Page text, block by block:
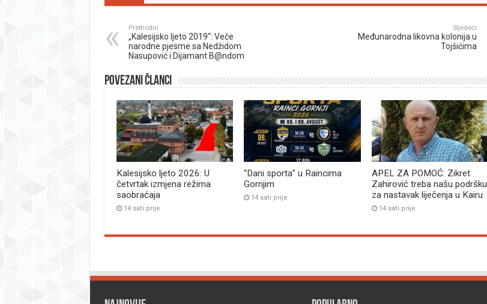
Prethodni
„Kalesijsko ljeto 2019“: Veče
narodne pjesme sa Nedžidom
Nasupović i Dijamant B@ndom
Sljedeći
Međunarodna likovna kolonija u
Tojšićima
Povezani članci
Kalesijsko ljeto 2026: U
četvrtak izmjena režima
saobraćaja
14 sati prije
“Dani sporta” u Raincima
Gornjim
14 sati prije
APEL ZA POMOĆ: Zikret
Zahirović treba našu podršku
za nastavak liječenja u Kairu
14 sati prije